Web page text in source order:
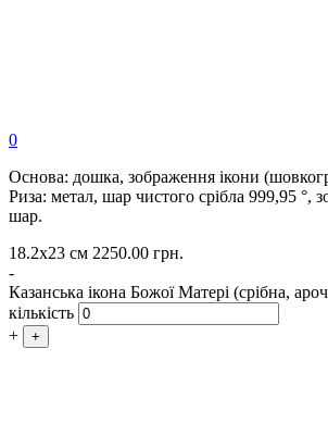
0
Основа: дошка, зображення ікони
Риза: метал, шар чистого срібла 999,95 °,
шар.
18.2х23 см 2250.00 грн.
-
Казанська ікона Божої Матері (срібна,
кількість
+
+